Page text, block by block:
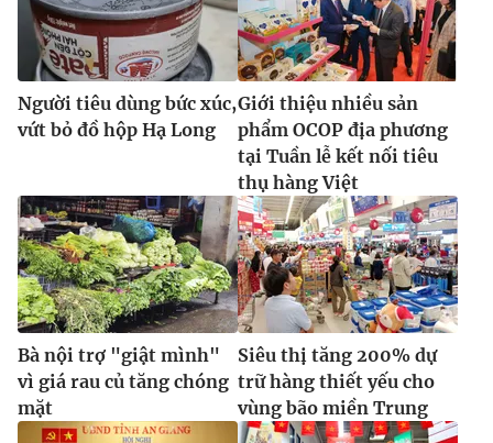
® Cấm sao chép dưới mọi hình thức nếu không có sự chấp
thuận bằng văn bản. Ghi rõ nguồn VTV.vn khi phát hành lại
thông tin từ website này.
Người tiêu dùng bức xúc,
vứt bỏ đồ hộp Hạ Long
Giới thiệu nhiều sản
phẩm OCOP địa phương
tại Tuần lễ kết nối tiêu
thụ hàng Việt
Bà nội trợ "giật mình"
vì giá rau củ tăng chóng
mặt
Siêu thị tăng 200% dự
trữ hàng thiết yếu cho
vùng bão miền Trung